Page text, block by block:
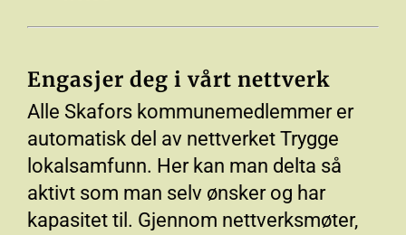
Engasjer deg i vårt nettverk
Alle Skafors kommunemedlemmer er
automatisk del av nettverket Trygge
lokalsamfunn. Her kan man delta så
aktivt som man selv ønsker og har
kapasitet til. Gjennom nettverksmøter,